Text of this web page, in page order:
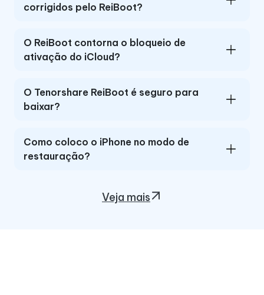
corrigidos pelo ReiBoot?
O ReiBoot contorna o bloqueio de
ativação do iCloud?
O Tenorshare ReiBoot é seguro para
baixar?
Como coloco o iPhone no modo de
restauração?
Veja mais